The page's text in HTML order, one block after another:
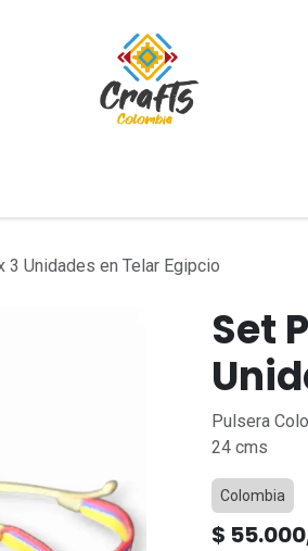
3 Unidades en Telar Egipcio
Set
Pulsera
24 cms
Colombia
$